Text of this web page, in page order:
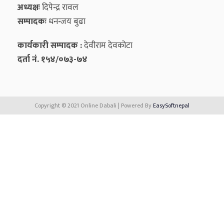
अध्यक्षःदिपेन्द्र रावल
सम्पादकःधनन्‍जय बुढा
कार्यकारी सम्पादक :देवीराम देवकोटा
दर्ता नं. १५४/०७३-७४
Copyright © 2021 Online Dabali | Powered ByEasySoftnepal